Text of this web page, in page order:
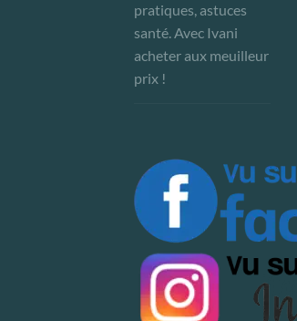
pratiques, astuces
santé. Avec Ivani
acheter aux meuilleur
prix !